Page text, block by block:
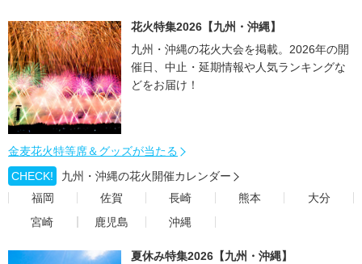
花火特集2026【九州・沖縄】
九州・沖縄の花火大会を掲載。2026年の開
催日、中止・延期情報や人気ランキングな
どをお届け！
金麦花火特等席＆グッズが当たる
CHECK!
九州・沖縄の花火開催カレンダー
福岡
佐賀 長崎 熊本
大分
宮崎
鹿児島 沖縄
夏休み特集2026【九州・沖縄】